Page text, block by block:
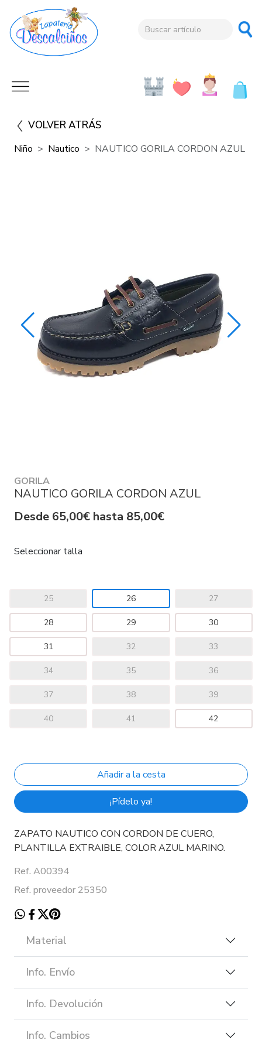
VOLVER ATRÁS
Niño Nautico NAUTICO GORILA CORDON AZUL
GORILA
NAUTICO GORILA CORDON AZUL
Desde 65,00€ hasta 85,00€
Seleccionar talla
25 26 27
28 29 30
31 32 33
34 35 36
37 38 39
40 41 42
¡Pídelo ya!
ZAPATO NAUTICO CON CORDON DE CUERO,
PLANTILLA EXTRAIBLE, COLOR AZUL MARINO.
Ref. A00394
Ref. proveedor 25350
Material
Info. Envío
Info. Devolución
Info. Cambios